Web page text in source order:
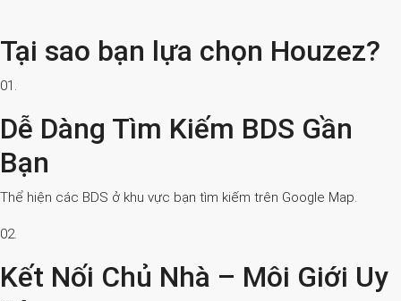
Tại sao bạn lựa chọn Houzez?
01.
Dễ Dàng Tìm Kiếm BDS Gần
Bạn
Thể hiện các BDS ở khu vực bạn tìm kiếm trên Google Map.
02.
Kết Nối Chủ Nhà – Môi Giới Uy